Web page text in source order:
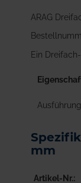
ARAG
Ein
Ausführung
mm
Artikel-Nr.